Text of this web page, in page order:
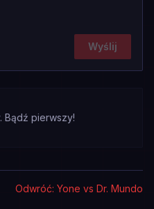
Wyślij
Bądź pierwszy!
Odwróć: Yone vs Dr. Mundo